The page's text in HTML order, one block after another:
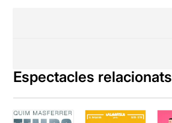
Espectacles relacionats